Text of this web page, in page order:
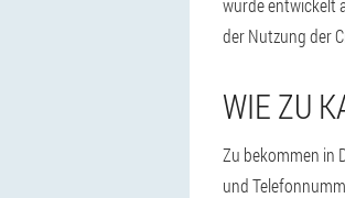
wurde entwickelt
der Nutzung der
WIE ZU
Zu bekommen in
und